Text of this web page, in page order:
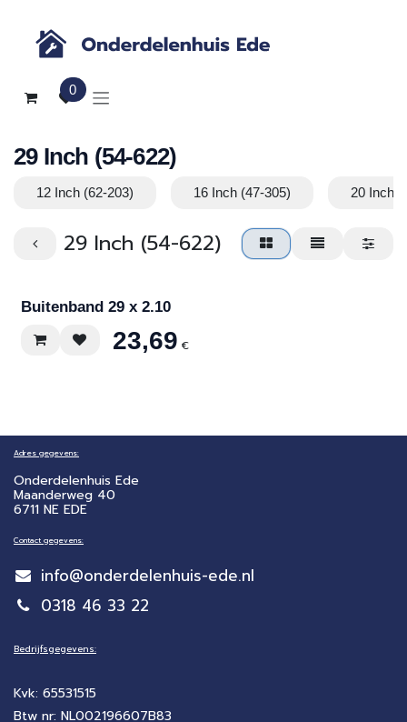
0
29 Inch (54-622)
12 Inch (62-203) 16 Inch (47-305) 20 Inch
29 Inch (54-622)
Buitenband 29 x 2.10
23,69 €
Adres gegevens:
Onderdelenhuis Ede
Maanderweg 40
6711 NE EDE
Contact gegevens:
info@onderdelenhuis-ede.nl
0318 46 33 22
Bedrijfsgegevens:
Kvk: 65531515
Btw nr: NL002196607B83